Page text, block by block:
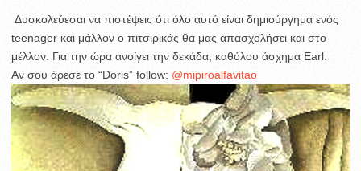
Δυσκολεύεσαι να πιστέψεις ότι όλο αυτό είναι δημιούργημα ενός
teenager και μάλλον ο πιτσιρικάς θα μας απασχολήσει και στο
μέλλον. Για την ώρα ανοίγει την δεκάδα, καθόλου άσχημα Earl.
Αν σου άρεσε το “Doris” follow: @mipiroalfavitao